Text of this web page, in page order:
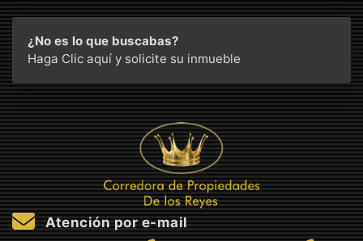
¿No es lo que buscabas?
Haga Clic aquí y solicite su inmueble
Atención por e-mail